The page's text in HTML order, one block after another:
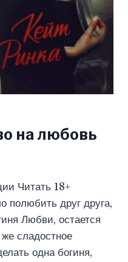
на любовь
Читать 18+
полюбить друг друга,
Любви, остается
сладостное
одна богиня,